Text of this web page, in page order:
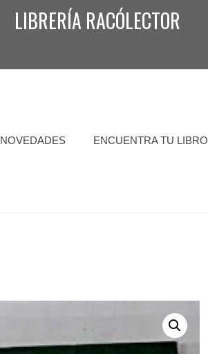
LIBRERÍA RACÓLECTOR
NOVEDADES ENCUENTRA TU LIBRO